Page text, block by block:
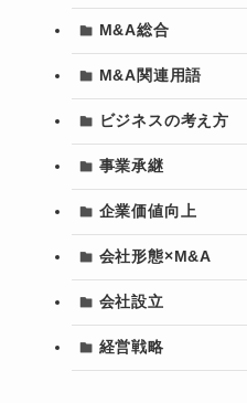
M&A総合
M&A関連用語
ビジネスの考え方
事業承継
企業価値向上
会社形態×M&A
会社設立
経営戦略